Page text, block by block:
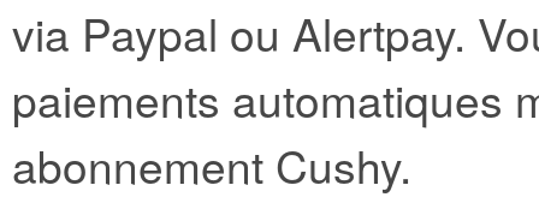
via Paypal ou Alertpay.
paiements automatiques
abonnement Cushy.